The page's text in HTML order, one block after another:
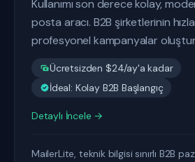
Kullanımı son derece kolay,
posta aracı. B2B şirketlerinin
profesyonel kampanyalar
Ücretsizden $24/ay'a kadar
İdeal: Kolay B2B Başlangıç
Detaylı İncele →
MailerLite, teknik bilgisi sınırlı B2B